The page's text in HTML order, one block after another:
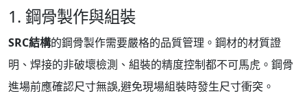
1. 鋼骨製作與組裝
SRC結構的鋼骨製作需要嚴格的品質管理。鋼材的材質證
明、焊接的非破壞檢測、組裝的精度控制都不可馬虎。鋼骨
進場前應確認尺寸無誤,避免現場組裝時發生尺寸衝突。